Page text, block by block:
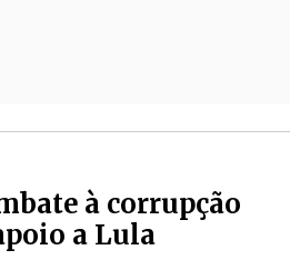
à corrupção
a Lula